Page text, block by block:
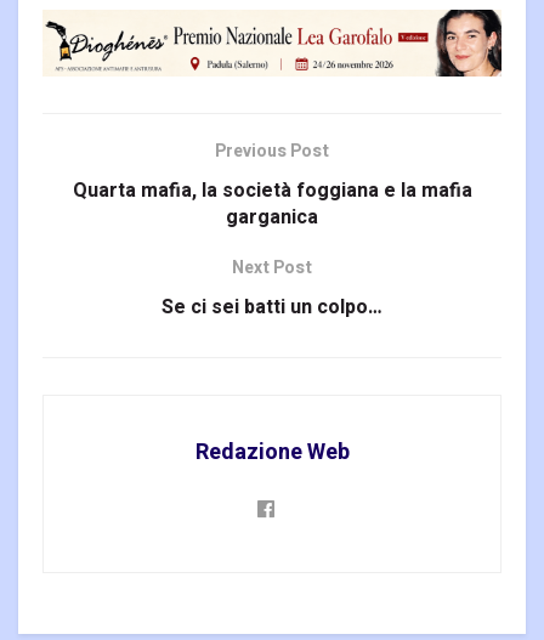
Previous Post
Quarta mafia, la società foggiana e la mafia
garganica
Next Post
Se ci sei batti un colpo…
Redazione Web